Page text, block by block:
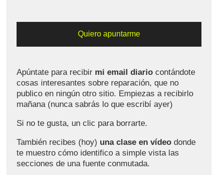
Apúntate para recibir mi email diario contándote
cosas interesantes sobre reparación, que no
publico en ningún otro sitio. Empiezas a recibirlo
mañana (nunca sabrás lo que escribí ayer)
Si no te gusta, un clic para borrarte.
También recibes (hoy) una clase en vídeo donde
te muestro cómo identifico a simple vista las
secciones de una fuente conmutada.